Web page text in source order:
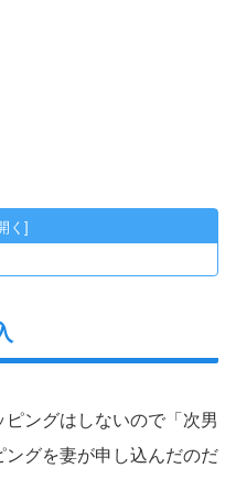
ングはしないので「次男
グを妻が申し込んだのだ